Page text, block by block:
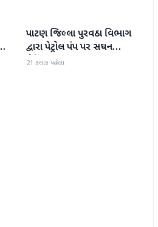
પાટણ
પાટણ જિલ્લા પુરવઠા વિભાગ
દ્વારા પેટ્રોલ પંપ પર સઘન
ચેકિંગ સઘન હાથ ધરાયું
21 કલાક પહેલા